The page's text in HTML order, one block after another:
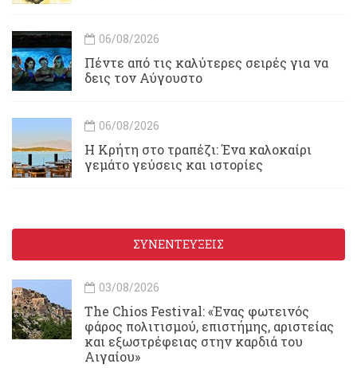
06/08/2026
Πέντε από τις καλύτερες σειρές για να
δεις τον Αύγουστο
06/08/2026
Η Κρήτη στο τραπέζι: Ένα καλοκαίρι
γεμάτο γεύσεις και ιστορίες
ΣΥΝΕΝΤΕΥΞΕΙΣ
03/08/2026
Τhe Chios Festival: «Ένας φωτεινός
φάρος πολιτισμού, επιστήμης, αριστείας
και εξωστρέφειας στην καρδιά του
Αιγαίου»